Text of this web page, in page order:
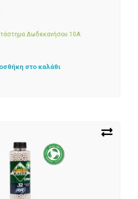
Δωδεκανήσου 10Α
στο καλάθι